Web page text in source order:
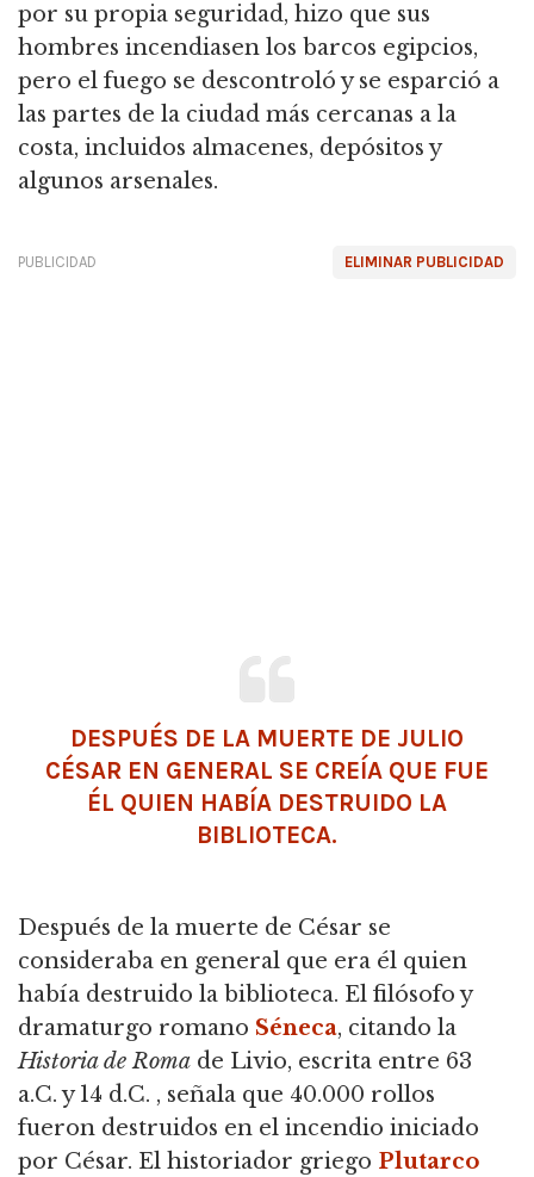
por su propia seguridad, hizo que sus
hombres incendiasen los barcos egipcios,
pero el fuego se descontroló y se esparció a
las partes de la ciudad más cercanas a la
costa, incluidos almacenes, depósitos y
algunos arsenales.
ELIMINAR PUBLICIDAD
PUBLICIDAD
DESPUÉS DE LA MUERTE DE JULIO
CÉSAR EN GENERAL SE CREÍA QUE FUE
ÉL QUIEN HABÍA DESTRUIDO LA
BIBLIOTECA.
Después de la muerte de César se
consideraba en general que era él quien
había destruido la biblioteca. El filósofo y
dramaturgo romano Séneca, citando la
Historia de Roma de Livio, escrita entre 63
a.C. y 14 d.C. , señala que 40.000 rollos
fueron destruidos en el incendio iniciado
por César. El historiador griego Plutarco